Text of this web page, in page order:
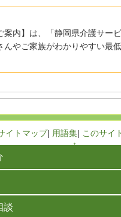
案内】は、「静岡県介護サー
んやご家族がわかりやすい最
イトマップ| 用語集| このサイ
↑
談